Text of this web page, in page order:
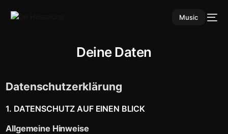
Music
Deine Daten
Datenschutz­erklärung
1. DATENSCHUTZ AUF EINEN BLICK
Allgemeine Hinweise